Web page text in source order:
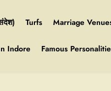
Turfs Marriage
Indore Famous